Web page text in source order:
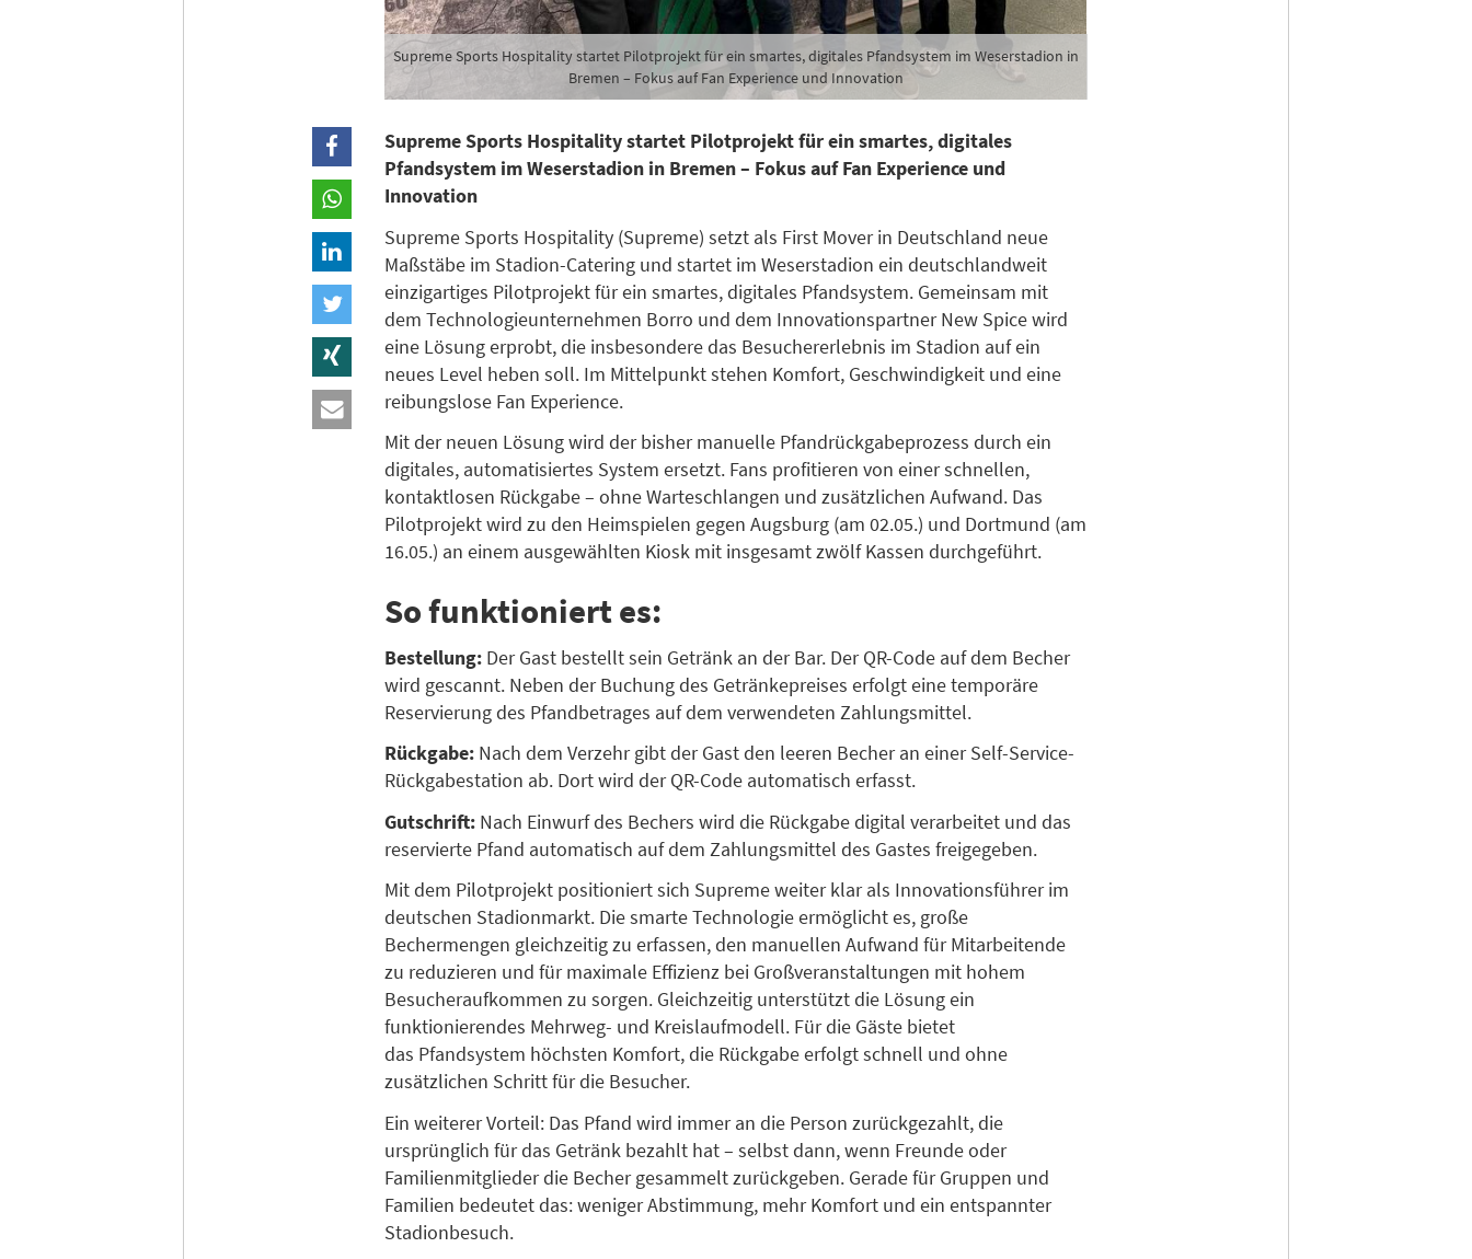
Supreme Sports Hospitality startet Pilotprojekt für ein smartes, digitales Pfandsystem im Weserstadion in
Bremen – Fokus auf Fan Experience und Innovation
Supreme Sports Hospitality startet Pilotprojekt für ein smartes, digitales
Pfandsystem im Weserstadion in Bremen – Fokus auf Fan Experience und
Innovation
Supreme Sports Hospitality (Supreme) setzt als First Mover in Deutschland neue
Maßstäbe im Stadion-Catering und startet im Weserstadion ein deutschlandweit
einzigartiges Pilotprojekt für ein smartes, digitales Pfandsystem. Gemeinsam mit
dem Technologieunternehmen Borro und dem Innovationspartner New Spice wird
eine Lösung erprobt, die insbesondere das Besuchererlebnis im Stadion auf ein
neues Level heben soll. Im Mittelpunkt stehen Komfort, Geschwindigkeit und eine
reibungslose Fan Experience.
Mit der neuen Lösung wird der bisher manuelle Pfandrückgabeprozess durch ein
digitales, automatisiertes System ersetzt. Fans profitieren von einer schnellen,
kontaktlosen Rückgabe – ohne Warteschlangen und zusätzlichen Aufwand. Das
Pilotprojekt wird zu den Heimspielen gegen Augsburg (am 02.05.) und Dortmund (am
16.05.) an einem ausgewählten Kiosk mit insgesamt zwölf Kassen durchgeführt.
So funktioniert es:
Bestellung: Der Gast bestellt sein Getränk an der Bar. Der QR-Code auf dem Becher
wird gescannt. Neben der Buchung des Getränkepreises erfolgt eine temporäre
Reservierung des Pfandbetrages auf dem verwendeten Zahlungsmittel.
Rückgabe: Nach dem Verzehr gibt der Gast den leeren Becher an einer Self-Service-
Rückgabestation ab. Dort wird der QR-Code automatisch erfasst.
Gutschrift: Nach Einwurf des Bechers wird die Rückgabe digital verarbeitet und das
reservierte Pfand automatisch auf dem Zahlungsmittel des Gastes freigegeben.
Mit dem Pilotprojekt positioniert sich Supreme weiter klar als Innovationsführer im
deutschen Stadionmarkt. Die smarte Technologie ermöglicht es, große
Bechermengen gleichzeitig zu erfassen, den manuellen Aufwand für Mitarbeitende
zu reduzieren und für maximale Effizienz bei Großveranstaltungen mit hohem
Besucheraufkommen zu sorgen. Gleichzeitig unterstützt die Lösung ein
funktionierendes Mehrweg- und Kreislaufmodell. Für die Gäste bietet
das Pfandsystem höchsten Komfort, die Rückgabe erfolgt schnell und ohne
zusätzlichen Schritt für die Besucher.
Ein weiterer Vorteil: Das Pfand wird immer an die Person zurückgezahlt, die
ursprünglich für das Getränk bezahlt hat – selbst dann, wenn Freunde oder
Familienmitglieder die Becher gesammelt zurückgeben. Gerade für Gruppen und
Familien bedeutet das: weniger Abstimmung, mehr Komfort und ein entspannter
Stadionbesuch.